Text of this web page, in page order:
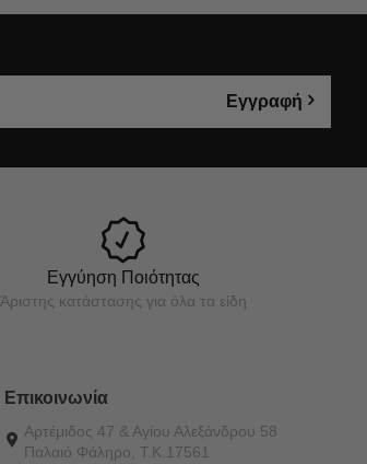
Εγγραφή
Εγγύηση Ποιότητας
Άριστης κατάστασης για όλα τα είδη
Επικοινωνία
Αρτέμιδος 47 & Αγίου Αλεξάνδρου 58
Παλαιό Φάληρο, Τ.Κ.17561